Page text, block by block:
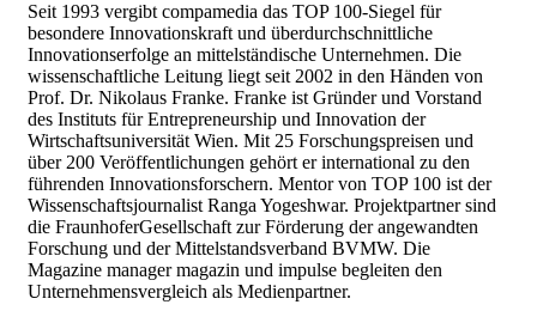
Seit 1993 vergibt compamedia das TOP 100-Siegel für
besondere Innovationskraft und überdurchschnittliche
Innovationserfolge an mittelständische Unternehmen. Die
wissenschaftliche Leitung liegt seit 2002 in den Händen von
Prof. Dr. Nikolaus Franke. Franke ist Gründer und Vorstand
des Instituts für Entrepreneurship und Innovation der
Wirtschaftsuniversität Wien. Mit 25 Forschungspreisen und
über 200 Veröffentlichungen gehört er international zu den
führenden Innovationsforschern. Mentor von TOP 100 ist der
Wissenschaftsjournalist Ranga Yogeshwar. Projektpartner sind
die FraunhoferGesellschaft zur Förderung der angewandten
Forschung und der Mittelstandsverband BVMW. Die
Magazine manager magazin und impulse begleiten den
Unternehmensvergleich als Medienpartner.